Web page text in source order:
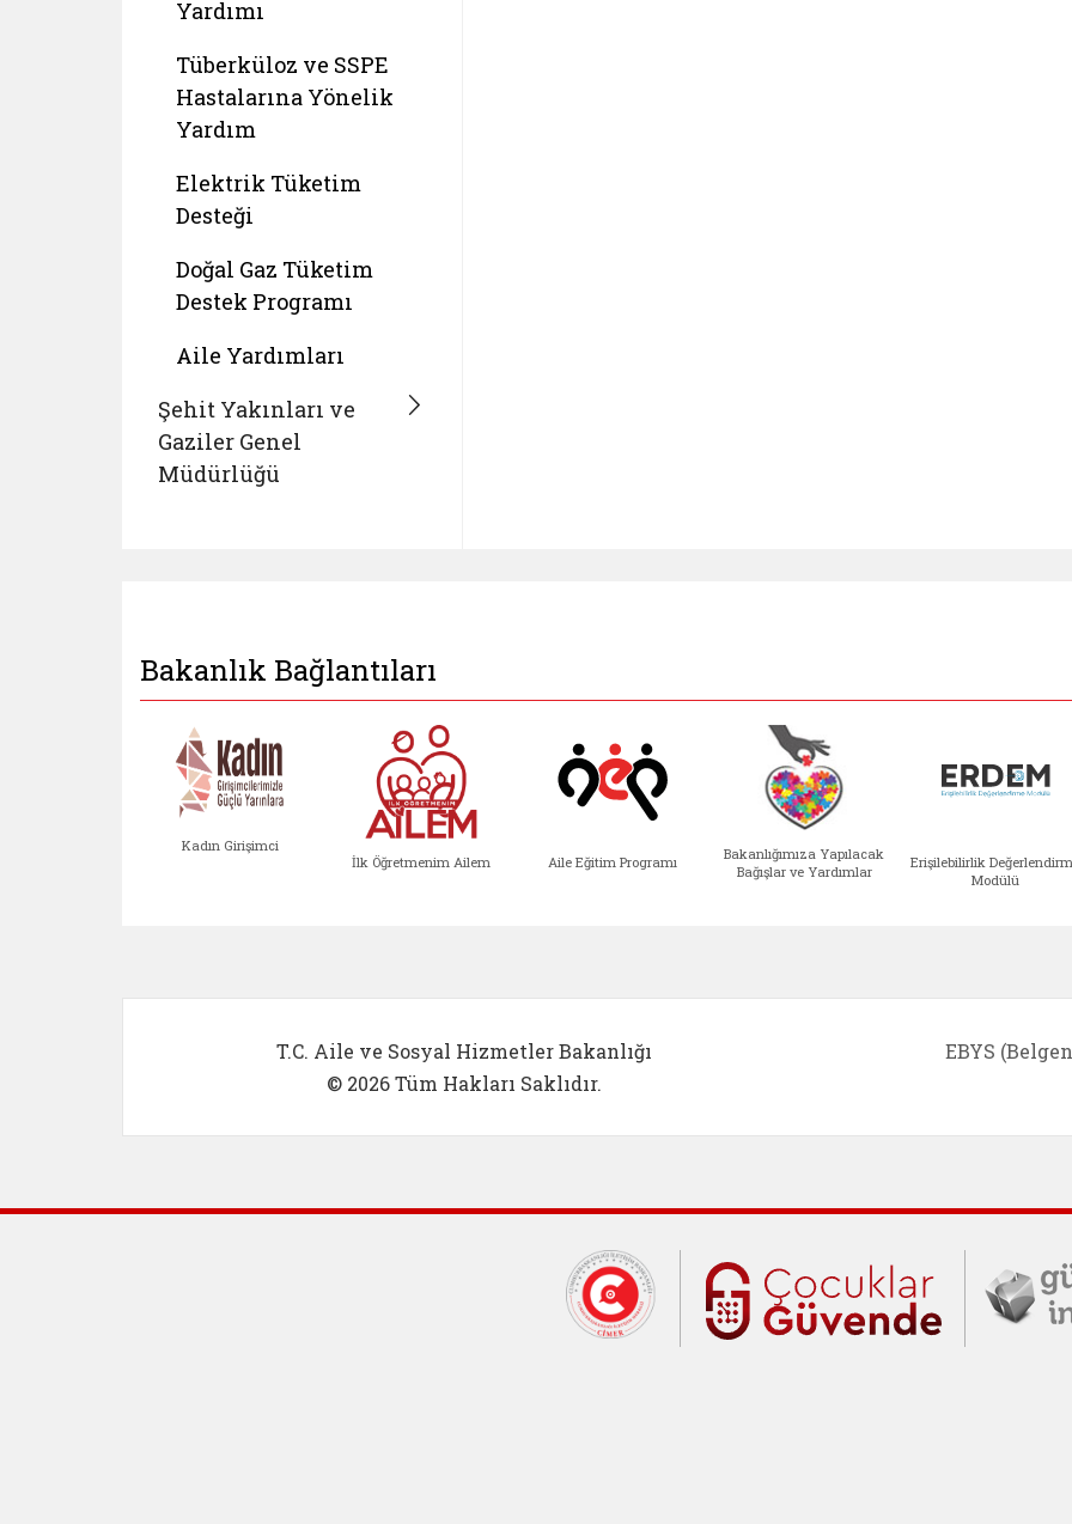
Yardımı
Tüberküloz ve SSPE
Hastalarına Yönelik
Yardım
Elektrik Tüketim
Desteği
Doğal Gaz Tüketim
Destek Programı
Aile Yardımları
Şehit Yakınları ve
Gaziler Genel
Müdürlüğü
Bakanlık Bağlantıları
Kadın Girişimci
İlk Öğretmenim Ailem Aile Eğitim Programı
Bakanlığımıza Yapılacak
Bağışlar ve Yardımlar
Erişilebilirlik
Modülü
T.C. Aile ve Sosyal Hizmetler Bakanlığı
© 2026 Tüm Hakları Saklıdır.
EBYS
Cumhurbaşkanlığı İletişim Merkezi
Çocuklar